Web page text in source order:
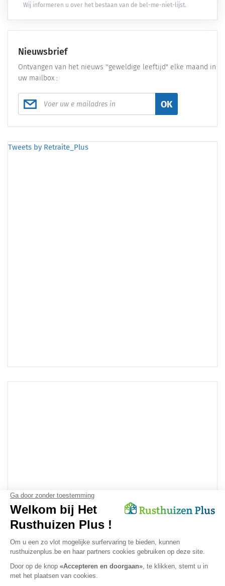
Wij informeren u over het bestaan van de bel-me-niet-lijst.
Nieuwsbrief
Ontvangen van het nieuws ''geweldige leeftijd" elke maand in
uw mailbox :
OK
Tweets by Retraite_Plus